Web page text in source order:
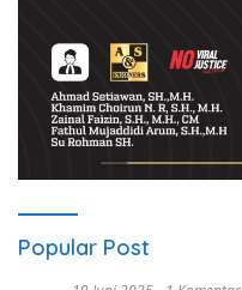
Popular Post